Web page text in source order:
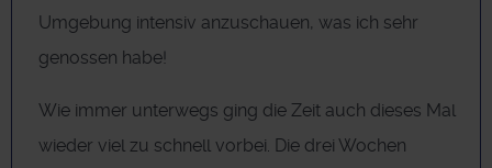
Umgebung intensiv anzuschauen, was ich sehr
genossen habe!
Wie immer unterwegs ging die Zeit auch dieses Mal
wieder viel zu schnell vorbei. Die drei Wochen